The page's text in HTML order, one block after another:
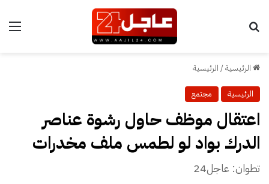
الرئيسية/ الرئيسية
الرئيسية مجتمع
اعتقال موظف حاول رشوة عناصر
الدرك بواد لو لطمس ملف مخدرات
تطوان: عاجل24